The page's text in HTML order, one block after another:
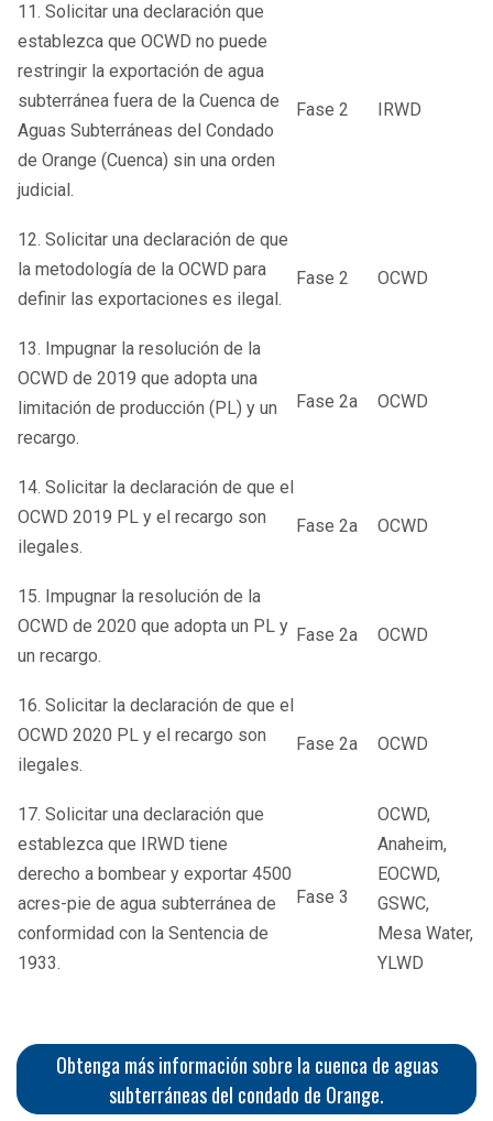
11. Solicitar una declaración que
establezca que OCWD no puede
restringir la exportación de agua
subterránea fuera de la Cuenca de
Aguas Subterráneas del Condado
de Orange (Cuenca) sin una orden
judicial.
Fase 2 IRWD
12. Solicitar una declaración de que
la metodología de la OCWD para
definir las exportaciones es ilegal.
Fase 2 OCWD
13. Impugnar la resolución de la
OCWD de 2019 que adopta una
limitación de producción (PL) y un
recargo.
Fase 2a OCWD
14. Solicitar la declaración de que el
OCWD 2019 PL y el recargo son
ilegales.
Fase 2a OCWD
15. Impugnar la resolución de la
OCWD de 2020 que adopta un PL y
un recargo.
Fase 2a OCWD
16. Solicitar la declaración de que el
OCWD 2020 PL y el recargo son
ilegales.
Fase 2a OCWD
17. Solicitar una declaración que
establezca que IRWD tiene
derecho a bombear y exportar 4500
acres-pie de agua subterránea de
conformidad con la Sentencia de
1933.
Fase 3
OCWD,
Anaheim,
EOCWD,
GSWC,
Mesa Water,
YLWD
Obtenga más información sobre la cuenca de aguas
subterráneas del condado de Orange.